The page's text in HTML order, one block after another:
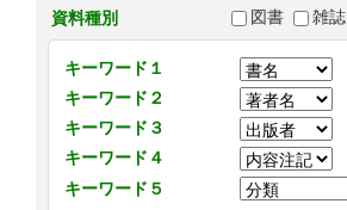
資料種別 図書 雑誌
キーワード１
キーワード２
キーワード３
キーワード４
キーワード５